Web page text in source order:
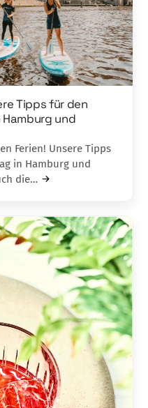
Tipps für den
und
Ferien! Unsere Tipps
in Hamburg und
die…